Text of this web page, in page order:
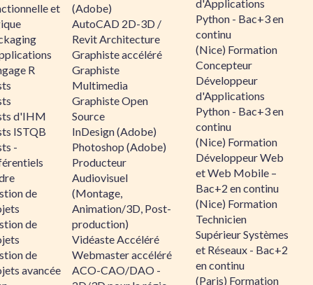
et
R
d'IHM
ISTQB
-
de
de
de
avancée
(Adobe)
AutoCAD 2D-3D /
Revit Architecture
Graphiste accéléré
Graphiste
Multimedia
Graphiste Open
Source
InDesign (Adobe)
Photoshop (Adobe)
Producteur
Audiovisuel
(Montage,
Animation/3D, Post-
production)
Vidéaste Accéléré
Webmaster accéléré
ACO-CAO/DAO -
d'Applications
Python - Bac+3 en
continu
(Nice) Formation
Concepteur
Développeur
d'Applications
Python - Bac+3 en
continu
(Nice) Formation
Développeur Web
et Web Mobile –
Bac+2 en continu
(Nice) Formation
Technicien
Supérieur Systèmes
et Réseaux - Bac+2
en continu
(Paris) Formation